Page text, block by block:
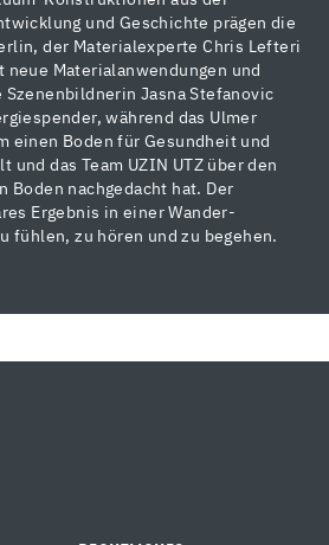
und Geschichte prägen die
der Materialexperte Chris Lefteri
Materialanwendungen und
Szenenbildnerin Jasna Stefanovic
während das Ulmer
einen Boden für Gesundheit und
das Team UZIN UTZ über den
nachgedacht hat. Der
Ergebnis in einer Wander-
fühlen, zu hören und zu begehen.